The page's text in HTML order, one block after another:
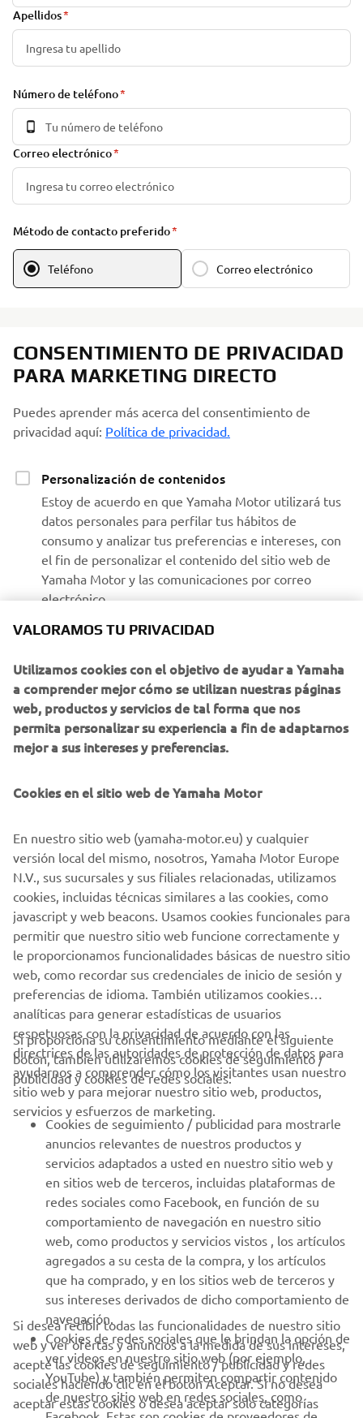
Apellidos
Número de teléfono
Correo electrónico
Método de contacto preferido
Teléfono Correo electrónico
CONSENTIMIENTO DE PRIVACIDAD
PARA MARKETING DIRECTO
Puedes aprender más acerca del consentimiento de
privacidad aquí: Política de privacidad.
Personalización de contenidos
Estoy de acuerdo en que Yamaha Motor utilizará tus
datos personales para perfilar tus hábitos de
consumo y analizar tus preferencias e intereses, con
el fin de personalizar el contenido del sitio web de
Yamaha Motor y las comunicaciones por correo
electrónico.
Estoy de acuerdo en que se procesarán tus datos para
fines de marketing directo, incluyendo el envío de
información sobre productos y servicios, la
elaboración del perfil del cliente (por ejemplo, a
través del análisis de datos) y para brindarte atención
marketing y quiere retirarlos, puede hacerlo a través de su
perfil MyYamaha
Al continuar, confirmas que has leído la política de
privacidad.
SOLICITA UNA PRUEBA DE PRODUCTO
CORPORATIVO
PROFESIONALES
MÁS YAMAHA
AYUDA
BOLETÍN DE NOTICIAS
Sé el primero en enterarte de las últimas ofertas, eventos
especiales, novedades
SUSCRÍBETE
VALORAMOS TU PRIVACIDAD
Utilizamos cookies con el objetivo de ayudar a Yamaha
a comprender mejor cómo se utilizan nuestras páginas
web, productos y servicios de tal forma que nos
permita personalizar su experiencia a fin de adaptarnos
mejor a sus intereses y preferencias.
Cookies en el sitio web de Yamaha Motor
En nuestro sitio web (yamaha-motor.eu) y cualquier
versión local del mismo, nosotros, Yamaha Motor Europe
N.V., sus sucursales y sus filiales relacionadas, utilizamos
cookies, incluidas técnicas similares a las cookies, como
javascript y web beacons. Usamos cookies funcionales para
permitir que nuestro sitio web funcione correctamente y
le proporcionamos funcionalidades básicas de nuestro sitio
web, como recordar sus credenciales de inicio de sesión y
preferencias de idioma. También utilizamos cookies
analíticas para generar estadísticas de usuarios
respetuosas con la privacidad de acuerdo con las
directrices de las autoridades de protección de datos para
ayudarnos a comprender cómo los visitantes usan nuestro
sitio web y para mejorar nuestro sitio web, productos,
servicios y esfuerzos de marketing.
Si proporciona su consentimiento mediante el siguiente
botón, también utilizaremos cookies de seguimiento /
publicidad y cookies de redes sociales:
Cookies de seguimiento / publicidad para mostrarle
anuncios relevantes de nuestros productos y
servicios adaptados a usted en nuestro sitio web y
en sitios web de terceros, incluidas plataformas de
redes sociales como Facebook, en función de su
comportamiento de navegación en nuestro sitio
web, como productos y servicios vistos , los artículos
agregados a su cesta de la compra, y los artículos
que ha comprado, y en los sitios web de terceros y
sus intereses derivados de dicho comportamiento de
navegación.
Cookies de redes sociales que le brindan la opción de
ver videos en nuestro sitio web (por ejemplo,
YouTube) y también permiten compartir contenido
de nuestro sitio web en redes sociales, como
Si desea recibir todas las funcionalidades de nuestro sitio
web y ver ofertas y anuncios a la medida de sus intereses,
acepte las cookies de seguimiento / publicidad y redes
sociales haciendo clic en el botón Aceptar. Si no desea
aceptar estas cookies o desea aceptar solo categorías